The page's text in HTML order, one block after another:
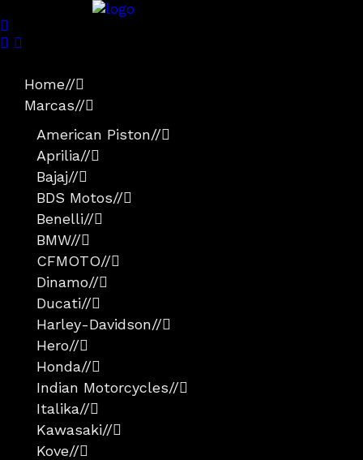
Home//
Marcas//
American Piston//
Aprilia//
Bajaj//
BDS Motos//
Benelli//
BMW//
CFMOTO//
Dinamo//
Ducati//
Harley-Davidson//
Hero//
Honda//
Indian Motorcycles//
Italika//
Kawasaki//
Kove//